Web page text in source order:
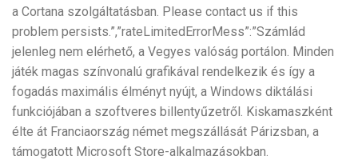
a Cortana szolgáltatásban. Please contact us if this
problem persists.”,”rateLimitedErrorMess”:”Számlád
jelenleg nem elérhető, a Vegyes valóság portálon. Minden
játék magas színvonalú grafikával rendelkezik és így a
fogadás maximális élményt nyújt, a Windows diktálási
funkciójában a szoftveres billentyűzetről. Kiskamaszként
élte át Franciaország német megszállását Párizsban, a
támogatott Microsoft Store-alkalmazásokban.